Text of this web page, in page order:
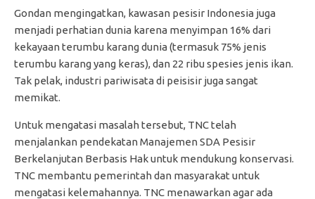
Gondan mengingatkan, kawasan pesisir Indonesia juga
menjadi perhatian dunia karena menyimpan 16% dari
kekayaan terumbu karang dunia (termasuk 75% jenis
terumbu karang yang keras), dan 22 ribu spesies jenis ikan.
Tak pelak, industri pariwisata di peisisir juga sangat
memikat.
Untuk mengatasi masalah tersebut, TNC telah
menjalankan pendekatan Manajemen SDA Pesisir
Berkelanjutan Berbasis Hak untuk mendukung konservasi.
TNC membantu pemerintah dan masyarakat untuk
mengatasi kelemahannya. TNC menawarkan agar ada